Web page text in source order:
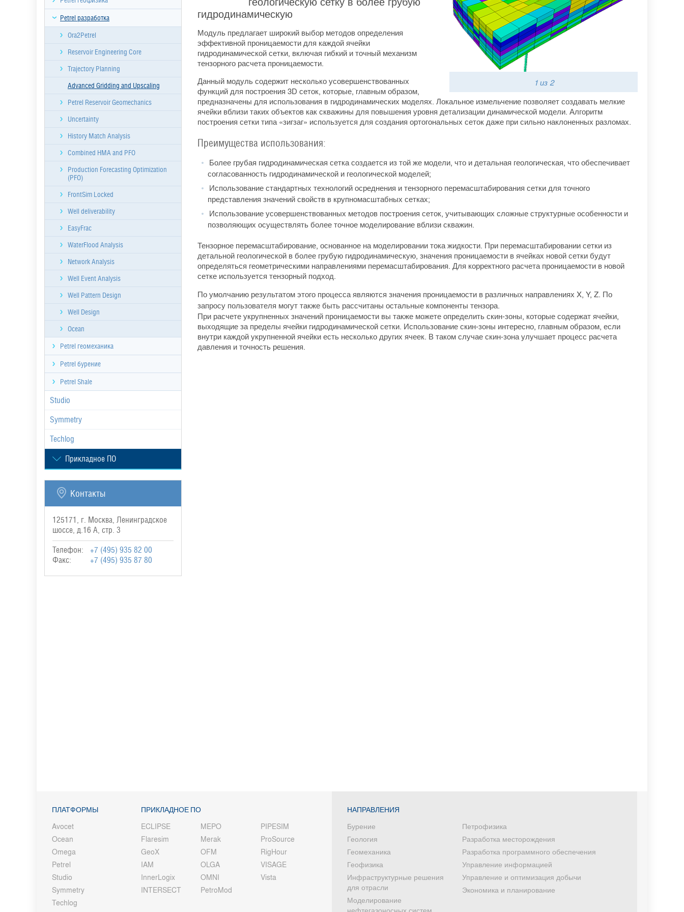
Petrel разработка
Ora2Petrel
Reservoir Engineering Core
Trajectory Planning
Advanced Gridding and Upscaling
Petrel Reservoir Geomechanics
Uncertainty
History Match Analysis
Combined HMA and PFO
Production Forecasting Optimization
(PFO)
FrontSim Locked
Well deliverability
EasyFrac
WaterFlood Analysis
Network Analysis
Well Event Analysis
Well Pattern Design
Well Design
Ocean
Petrel геомеханика
Petrel бурение
Petrel Shale
Studio
Symmetry
Techlog
Прикладное ПО
Контакты
125171, г. Москва, Ленинградское
шоссе, д.16 А, стр. 3
Телефон:
+7 (495) 935 82 00
Факс:
+7 (495) 935 87 80
1из 2
гидродинамическую
Модуль предлагает широкий выбор методов определения
эффективной проницаемости для каждой ячейки
гидродинамической сетки, включая гибкий и точный механизм
тензорного расчета проницаемости.
Данный модуль содержит несколько усовершенствованных
функций для построения 3D сеток, которые, главным образом,
предназначены для использования в гидродинамических моделях. Локальное измельчение позволяет создавать мелкие
ячейки вблизи таких объектов как скважины для повышения уровня детализации динамической модели. Алгоритм
построения сетки типа «зигзаг» используется для создания ортогональных сеток даже при сильно наклоненных разломах.
Преимущества использования:
Более грубая гидродинамическая сетка создается из той же модели, что и детальная геологическая, что обеспечивает
согласованность гидродинамической и геологической моделей;
Использование стандартных технологий осреднения и тензорного перемасштабирования сетки для точного
представления значений свойств в крупномасштабных сетках;
Использование усовершенствованных методов построения сеток, учитывающих сложные структурные особенности и
позволяющих осуществлять более точное моделирование вблизи скважин.
Тензорное перемасштабирование, основанное на моделировании тока жидкости. При перемасштабировании сетки из
детальной геологической в более грубую гидродинамическую, значения проницаемости в ячейках новой сетки будут
определяться геометрическими направлениями перемасштабирования. Для корректного расчета проницаемости в новой
сетке используется тензорный подход.
По умолчанию результатом этого процесса являются значения проницаемости в различных направлениях X, Y, Z. По
запросу пользователя могут также быть рассчитаны остальные компоненты тензора.
При расчете укрупненных значений проницаемости вы также можете определить скин-зоны, которые содержат ячейки,
выходящие за пределы ячейки гидродинамической сетки. Использование скин-зоны интересно, главным образом, если
внутри каждой укрупненной ячейки есть несколько других ячеек. В таком случае скин-зона улучшает процесс расчета
давления и точность решения.
ПЛАТФОРМЫ
Avocet
Ocean
Omega
Petrel
Studio
Symmetry
Techlog
ПРИКЛАДНОЕ ПО
ECLIPSE
Flaresim
GeoX
IAM
InnerLogix
INTERSECT
MEPO
Merak
OFM
OLGA
OMNI
PetroMod
PIPESIM
ProSource
RigHour
VISAGE
Vista
НАПРАВЛЕНИЯ
Бурение
Геология
Геомеханика
Геофизика
Инфраструктурные решения
для отрасли
Моделирование
нефтегазоносных систем
Петрофизика
Разработка месторождения
Разработка программного обеспечения
Управление информацией
Управление и оптимизация добычи
Экономика и планирование